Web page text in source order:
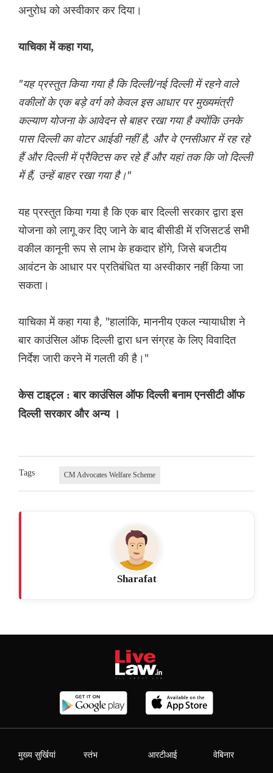
अनुरोध को अस्वीकार कर दिया।
याचिका में कहा गया,
"यह प्रस्तुत किया गया है कि दिल्ली/नई दिल्ली में रहने वाले
वकीलों के एक बड़े वर्ग को केवल इस आधार पर मुख्यमंत्री
कल्याण योजना के आवेदन से बाहर रखा गया है क्योंकि उनके
पास दिल्ली का वोटर आईडी नहीं है, और वे एनसीआर में रह रहे
हैं और दिल्ली में प्रैक्टिस कर रहे हैं और यहां तक ​​​​कि जो दिल्ली
में हैं, उन्हें बाहर रखा गया है।"
यह प्रस्तुत किया गया है कि एक बार दिल्ली सरकार द्वारा इस
योजना को लागू कर दिए जाने के बाद बीसीडी में रजिसटर्ड सभी
वकील कानूनी रूप से लाभ के हकदार होंगे, जिसे बजटीय
आवंटन के आधार पर प्रतिबंधित या अस्वीकार नहीं किया जा
सकता।
याचिका में कहा गया है, "हालांकि, माननीय एकल न्यायाधीश ने
बार काउंसिल ऑफ दिल्ली द्वारा धन संग्रह के लिए विवादित
निर्देश जारी करने में गलती की है।"
केस टाइट्ल : बार काउंसिल ऑफ दिल्ली बनाम एनसीटी ऑफ
दिल्ली सरकार और अन्य ।
Tags CM Advocates Welfare Scheme
Sharafat
मुख्य सुर्खियां स्तंभ आरटीआई वेबिनार